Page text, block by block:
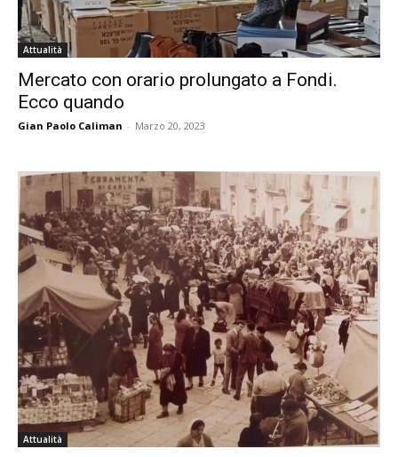
Attualità
Mercato con orario prolungato a Fondi.
Ecco quando
Gian Paolo Caliman - Marzo 20, 2023
Attualità